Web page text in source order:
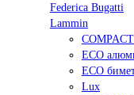
Federica Bugatti
Lammin
COMPACT
ECO
ECO
Lux